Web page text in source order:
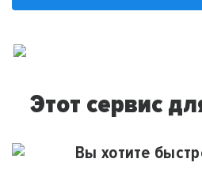
Этот сервис
Вы хотите